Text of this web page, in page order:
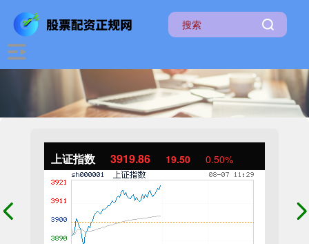
上证指数 3919.86 19.50 0.50%